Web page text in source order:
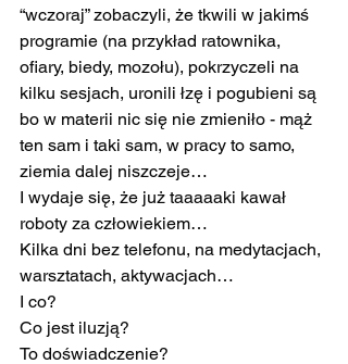
“wczoraj” zobaczyli, że tkwili w jakimś
programie (na przykład ratownika,
ofiary, biedy, mozołu), pokrzyczeli na
kilku sesjach, uronili łzę i pogubieni są
bo w materii nic się nie zmieniło - mąż
ten sam i taki sam, w pracy to samo,
ziemia dalej niszczeje…
I wydaje się, że już taaaaaki kawał
roboty za człowiekiem…
Kilka dni bez telefonu, na medytacjach,
warsztatach, aktywacjach…
I co?
Co jest iluzją?
To doświadczenie?